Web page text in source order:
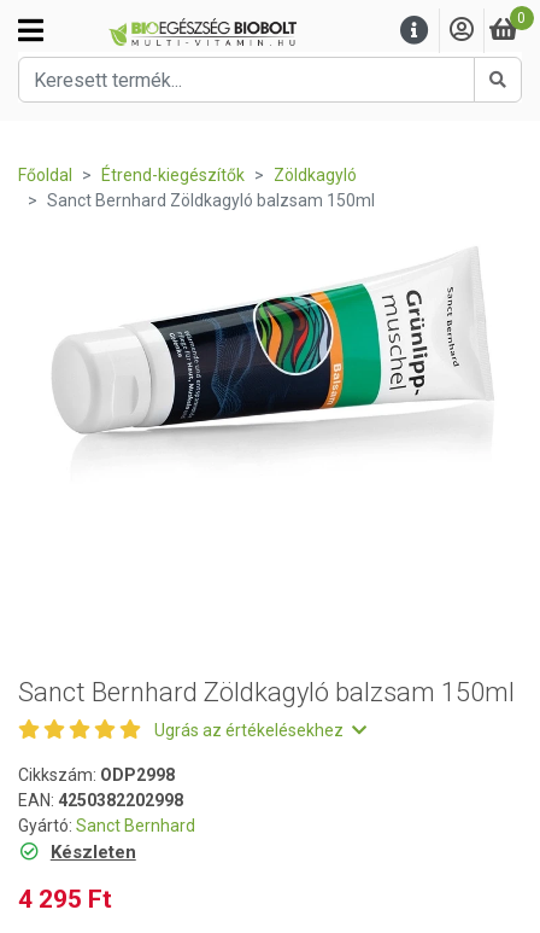
0
Főoldal Étrend-kiegészítők
Zöldkagyló
Sanct Bernhard Zöldkagyló balzsam 150ml
Sanct Bernhard Zöldkagyló balzsam 150ml
Ugrás az értékelésekhez
Cikkszám: ODP2998
EAN: 4250382202998
Gyártó: Sanct Bernhard
Készleten
4 295 Ft